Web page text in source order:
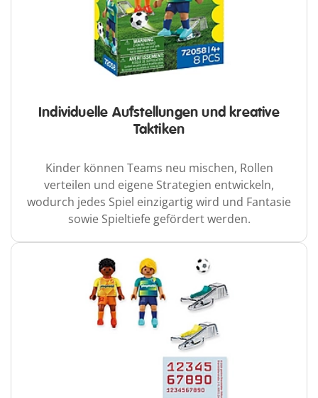
Individuelle Aufstellungen und kreative
Taktiken
Kinder können Teams neu mischen, Rollen
verteilen und eigene Strategien entwickeln,
wodurch jedes Spiel einzigartig wird und Fantasie
sowie Spieltiefe gefördert werden.